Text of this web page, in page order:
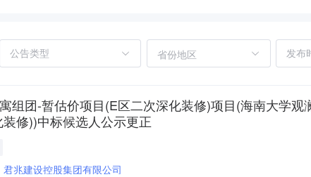
省份地区
团-暂估价项目(E区二次深化装修)项目(海南大学观
修))中标候选人公示更正
君兆建设控股集团有限公司